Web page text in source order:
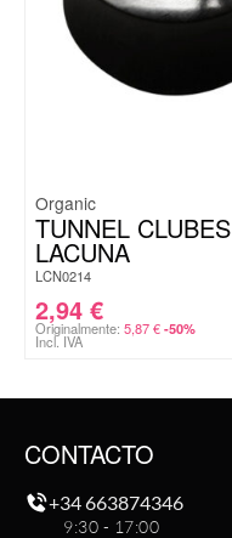
Organic
TUNNEL CLUBES
LACUNA
LCN0214
2,94 €
Originalmente: 5,87€ -50%
Incl. IVA
CONTACTO
+34 663874346
9:30 - 17:00